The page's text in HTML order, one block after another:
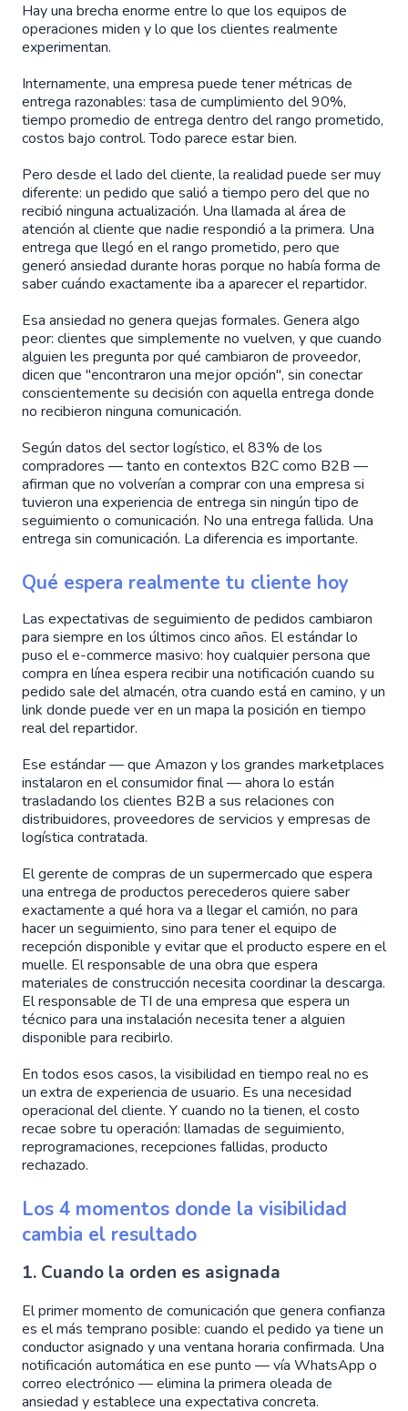
Hay una brecha enorme entre lo que los equipos de
operaciones miden y lo que los clientes realmente
experimentan.
Internamente, una empresa puede tener métricas de
entrega razonables: tasa de cumplimiento del 90%,
tiempo promedio de entrega dentro del rango prometido,
costos bajo control. Todo parece estar bien.
Pero desde el lado del cliente, la realidad puede ser muy
diferente: un pedido que salió a tiempo pero del que no
recibió ninguna actualización. Una llamada al área de
atención al cliente que nadie respondió a la primera. Una
entrega que llegó en el rango prometido, pero que
generó ansiedad durante horas porque no había forma de
saber cuándo exactamente iba a aparecer el repartidor.
Esa ansiedad no genera quejas formales. Genera algo
peor: clientes que simplemente no vuelven, y que cuando
alguien les pregunta por qué cambiaron de proveedor,
dicen que "encontraron una mejor opción", sin conectar
conscientemente su decisión con aquella entrega donde
no recibieron ninguna comunicación.
Según datos del sector logístico, el 83% de los
compradores — tanto en contextos B2C como B2B —
afirman que no volverían a comprar con una empresa si
tuvieron una experiencia de entrega sin ningún tipo de
seguimiento o comunicación. No una entrega fallida. Una
entrega sin comunicación. La diferencia es importante.
Qué espera realmente tu cliente hoy
Las expectativas de seguimiento de pedidos cambiaron
para siempre en los últimos cinco años. El estándar lo
puso el e-commerce masivo: hoy cualquier persona que
compra en línea espera recibir una notificación cuando su
pedido sale del almacén, otra cuando está en camino, y un
link donde puede ver en un mapa la posición en tiempo
real del repartidor.
Ese estándar — que Amazon y los grandes marketplaces
instalaron en el consumidor final — ahora lo están
trasladando los clientes B2B a sus relaciones con
distribuidores, proveedores de servicios y empresas de
logística contratada.
El gerente de compras de un supermercado que espera
una entrega de productos perecederos quiere saber
exactamente a qué hora va a llegar el camión, no para
hacer un seguimiento, sino para tener el equipo de
recepción disponible y evitar que el producto espere en el
muelle. El responsable de una obra que espera
materiales de construcción necesita coordinar la descarga.
El responsable de TI de una empresa que espera un
técnico para una instalación necesita tener a alguien
disponible para recibirlo.
En todos esos casos, la visibilidad en tiempo real no es
un extra de experiencia de usuario. Es una necesidad
operacional del cliente. Y cuando no la tienen, el costo
recae sobre tu operación: llamadas de seguimiento,
reprogramaciones, recepciones fallidas, producto
rechazado.
Los 4 momentos donde la visibilidad
cambia el resultado
1. Cuando la orden es asignada
El primer momento de comunicación que genera confianza
es el más temprano posible: cuando el pedido ya tiene un
conductor asignado y una ventana horaria confirmada. Una
notificación automática en ese punto — vía WhatsApp o
correo electrónico — elimina la primera oleada de
ansiedad y establece una expectativa concreta.